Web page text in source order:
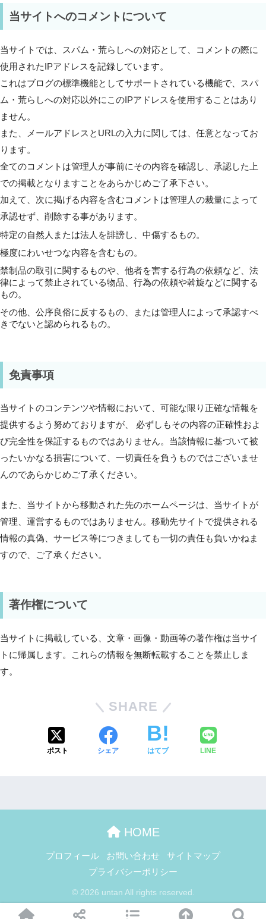
当サイトへのコメントについて
当サイトでは、スパム・荒らしへの対応として、コメントの際に
使用されたIPアドレスを記録しています。
これはブログの標準機能としてサポートされている機能で、スパ
ム・荒らしへの対応以外にこのIPアドレスを使用することはあり
ません。
また、メールアドレスとURLの入力に関しては、任意となってお
ります。
全てのコメントは管理人が事前にその内容を確認し、承認した上
での掲載となりますことをあらかじめご了承下さい。
加えて、次に掲げる内容を含むコメントは管理人の裁量によって
承認せず、削除する事があります。
特定の自然人または法人を誹謗し、中傷するもの。
極度にわいせつな内容を含むもの。
禁制品の取引に関するものや、他者を害する行為の依頼など、法
律によって禁止されている物品、行為の依頼や斡旋などに関する
もの。
その他、公序良俗に反するもの、または管理人によって承認すべ
きでないと認められるもの。
免責事項
当サイトのコンテンツや情報において、可能な限り正確な情報を
提供するよう努めておりますが、 必ずしもその内容の正確性およ
び完全性を保証するものではありません。当該情報に基づいて被
ったいかなる損害について、一切責任を負うものではございませ
んのであらかじめご了承ください。
また、当サイトから移動された先のホームページは、当サイトが
管理、運営するものではありません。移動先サイトで提供される
情報の真偽、サービス等につきましても一切の責任も負いかねま
すので、ご了承ください。
著作権について
当サイトに掲載している、文章・画像・動画等の著作権は当サイ
トに帰属します。これらの情報を無断転載することを禁止しま
す。
SHARE
ポスト シェア はてブ LINE
HOME
プロフィール お問い合わせ
サイトマップ
プライバシーポリシー
© 2026 untan All rights reserved.